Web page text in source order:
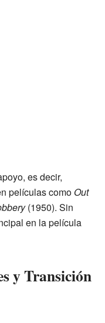
es decir,
películas como Out
(1950). Sin
en la película
y Transición